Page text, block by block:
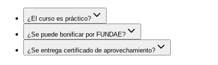
¿El curso es práctico?
¿Se puede bonificar por FUNDAE?
¿Se entrega certificado de aprovechamiento?